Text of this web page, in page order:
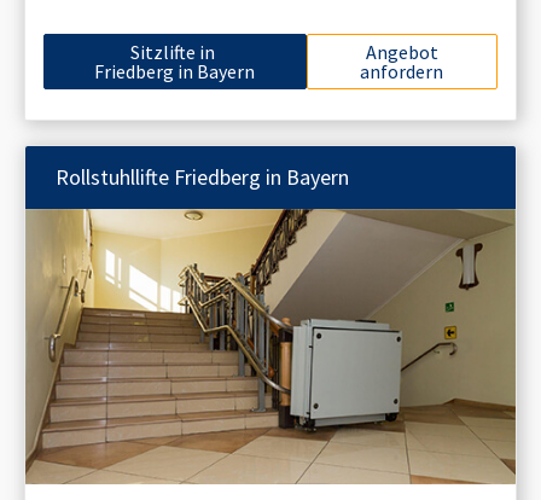
Sitzlifte in
Friedberg in Bayern
Angebot
anfordern
Rollstuhllifte Friedberg in Bayern